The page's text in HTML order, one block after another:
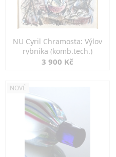
NU Cyril Chramosta: Výlov
rybníka (komb.tech.)
3 900 Kč
NOVÉ